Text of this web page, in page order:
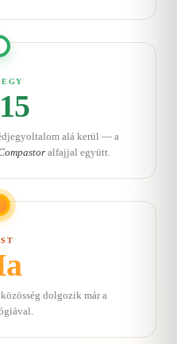
alá kerül — a
alfajjal együtt.
dolgozik már a